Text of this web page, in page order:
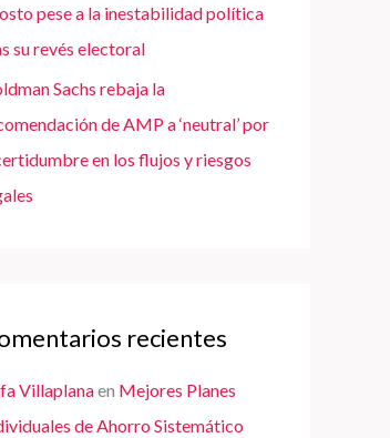
pese a la inestabilidad política
su revés electoral
Sachs rebaja la
de AMP a ‘neutral’ por
en los flujos y riesgos
recientes
Villaplanaen Mejores Planes
de Ahorro Sistemático